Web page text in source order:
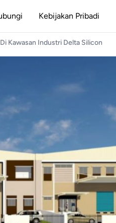
Kebijakan Pribadi
Kawasan Industri Delta Silicon